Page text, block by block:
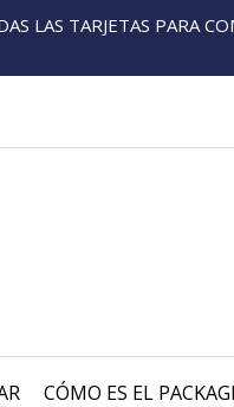
LAS TARJETAS PARA
CÓMO ES EL